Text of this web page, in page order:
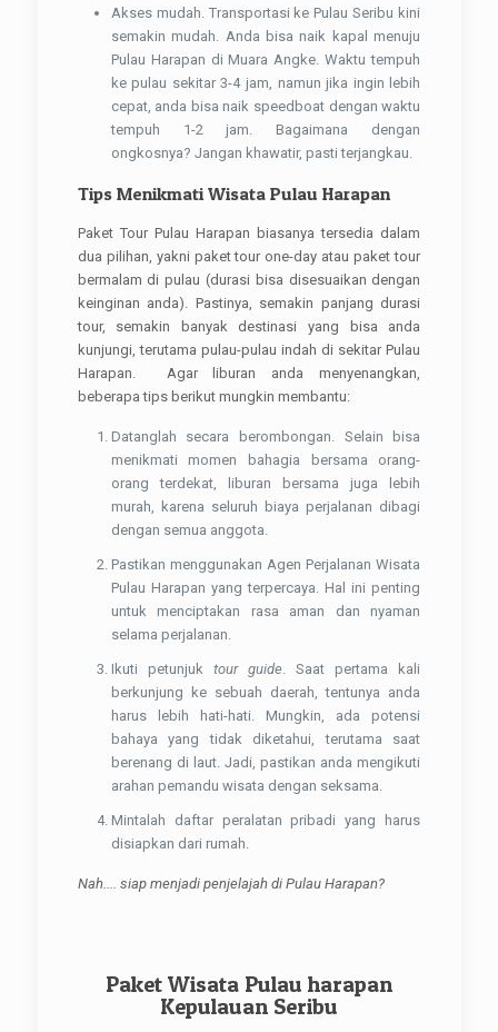
Akses mudah. Transportasi ke Pulau Seribu kini
semakin mudah. Anda bisa naik kapal menuju
Pulau Harapan di Muara Angke. Waktu tempuh
ke pulau sekitar 3-4 jam, namun jika ingin lebih
cepat, anda bisa naik speedboat dengan waktu
tempuh 1-2 jam. Bagaimana dengan
ongkosnya? Jangan khawatir, pasti terjangkau.
Tips Menikmati Wisata Pulau Harapan
Paket Tour Pulau Harapan biasanya tersedia dalam
dua pilihan, yakni paket tour one-day atau paket tour
bermalam di pulau (durasi bisa disesuaikan dengan
keinginan anda). Pastinya, semakin panjang durasi
tour, semakin banyak destinasi yang bisa anda
kunjungi, terutama pulau-pulau indah di sekitar Pulau
Harapan. Agar liburan anda menyenangkan,
beberapa tips berikut mungkin membantu:
Datanglah secara berombongan. Selain bisa
menikmati momen bahagia bersama orang-
orang terdekat, liburan bersama juga lebih
murah, karena seluruh biaya perjalanan dibagi
dengan semua anggota.
Pastikan menggunakan Agen Perjalanan Wisata
Pulau Harapan yang terpercaya. Hal ini penting
untuk menciptakan rasa aman dan nyaman
selama perjalanan.
Ikuti petunjuk tour guide. Saat pertama kali
berkunjung ke sebuah daerah, tentunya anda
harus lebih hati-hati. Mungkin, ada potensi
bahaya yang tidak diketahui, terutama saat
berenang di laut. Jadi, pastikan anda mengikuti
arahan pemandu wisata dengan seksama.
Mintalah daftar peralatan pribadi yang harus
disiapkan dari rumah.
Nah.... siap menjadi penjelajah di Pulau Harapan?
Paket Wisata Pulau harapan
Kepulauan Seribu